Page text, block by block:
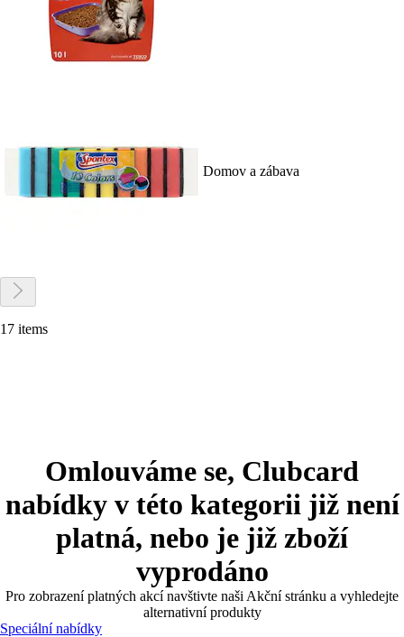
Domov a zábava
17 items
Omlouváme se, Clubcard
nabídky v této kategorii již není
platná, nebo je již zboží
vyprodáno
Pro zobrazení platných akcí navštivte naši Akční stránku a vyhledejte
alternativní produkty
Speciální nabídky